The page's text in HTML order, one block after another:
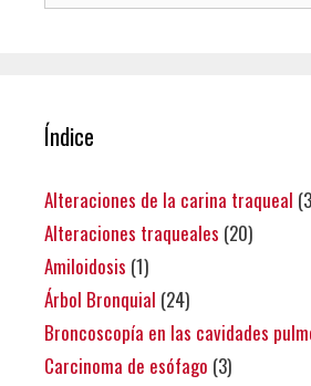
Índice
Alteraciones de la carina traqueal
Alteraciones traqueales (20)
Amiloidosis (1)
Árbol Bronquial (24)
Broncoscopía en las cavidades
Carcinoma de esófago (3)